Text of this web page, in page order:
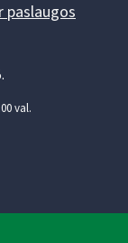
paslaugos
val.